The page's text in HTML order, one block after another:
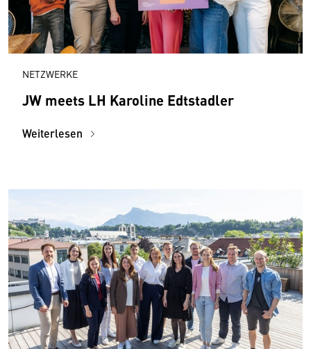
NETZWERKE
JW meets LH Karoline Edtstadler
Weiterlesen